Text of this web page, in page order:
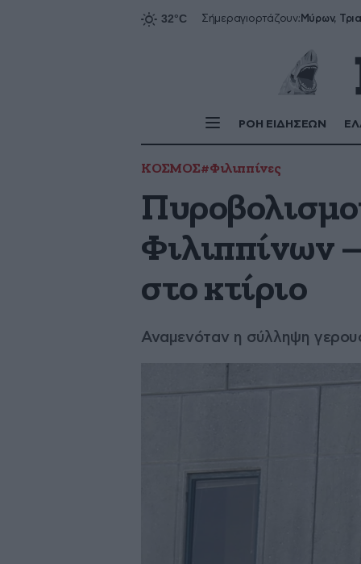
Σήμεραγιορτάζουν:
ΡΟΗ ΕΙΔΗΣΕΩΝ
ΚΟΣΜΟΣ#Φιλιππίνες
Φιλιππίνων
στο κτίριο
Αναμενόταν η σύλληψη